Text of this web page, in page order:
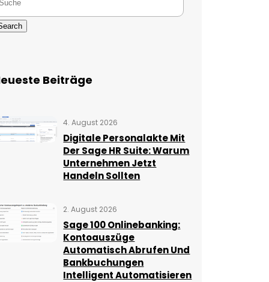
Beiträge
4. August 2026
Digitale Personalakte Mit
Der Sage HR Suite: Warum
Unternehmen Jetzt
Handeln Sollten
2. August 2026
Sage 100 Onlinebanking:
Kontoauszüge
Automatisch Abrufen Und
Bankbuchungen
Intelligent Automatisieren